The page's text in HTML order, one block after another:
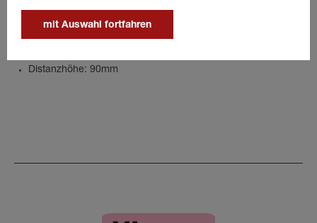
Details
Distanzhöhe: 90mm
mit Auswahl fortfahren